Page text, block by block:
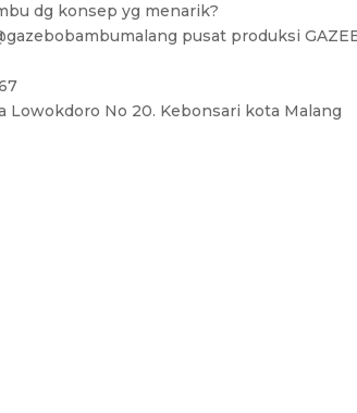
dg konsep yg menarik?
pusat produksi
Lowokdoro No 20. Kebonsari kota Malang